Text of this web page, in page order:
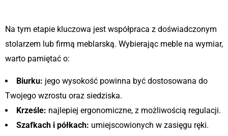
Na tym etapie kluczowa jest współpraca z doświadczonym
stolarzem lub firmą meblarską. Wybierając meble na wymiar,
warto pamiętać o:
Biurku: jego wysokość powinna być dostosowana do
Twojego wzrostu oraz siedziska.
Krześle: najlepiej ergonomiczne, z możliwością regulacji.
Szafkach i półkach: umiejscowionych w zasięgu ręki.